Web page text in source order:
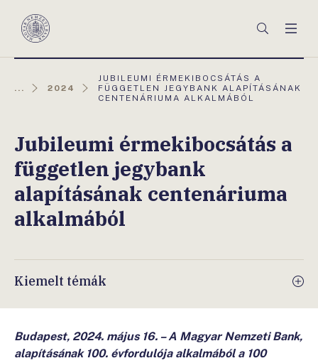
Magyar
Keresés
... 2024
AKTUÁLIS
OLDAL:
JUBILEUMI ÉRMEKIBOCSÁTÁS A
FÜGGETLEN JEGYBANK ALAPÍTÁSÁNAK
CENTENÁRIUMA ALKALMÁBÓL
Jubileumi érmekibocsátás a
független jegybank
alapításának centenáriuma
alkalmából
Kiemelt témák
Budapest, 2024. május 16. – A Magyar Nemzeti Bank,
alapításának 100. évfordulója alkalmából a 100